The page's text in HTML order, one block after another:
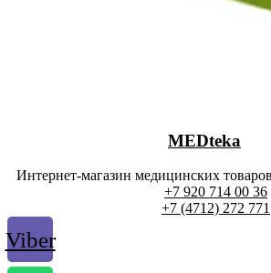
MEDteka
Интернет-магазин медицинских
+7 920 714 00 36
+7 (4712) 272 771
Viber